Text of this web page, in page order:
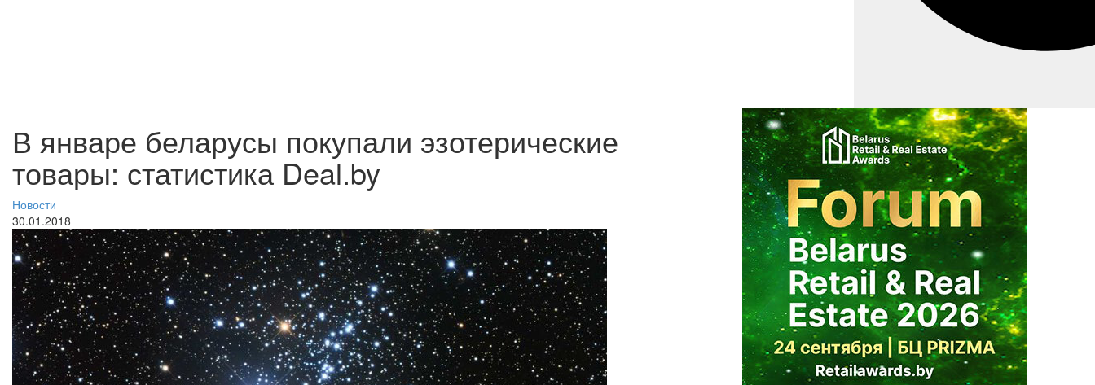
В январе беларусы покупали эзотерические
товары: статистика Deal.by
Новости
30.01.2018